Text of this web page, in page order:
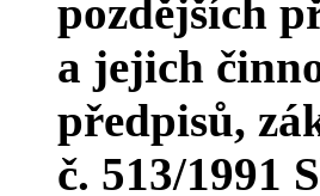
pozdějších
a jejich
předpisů,
č. 513/1991